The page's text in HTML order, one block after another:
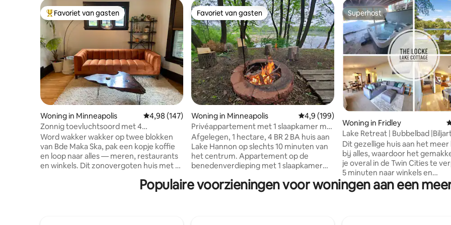
Topfavoriet van gasten
Favoriet van gasten
Woning in Minneapolis Gemiddelde beoordeling van 4,98 uit 5, 147 recensies
4,98 (147)
Zonnig toevluchtsoord met 4
slaapkamers in Uptown - Wandeling naar
het meer en de winkels
Word wakker wakker op twee blokken
van Bde Maka Ska, pak een kopje koffie
en loop naar alles — meren, restaurants
en winkels. Dit zonovergoten huis met 4
waar je groep naar op zoek was. Het
heeft twee woonruimtes, een volledig
Favoriet van gasten
Favoriet van gasten
Woning in Minneapolis Gemiddelde beoordeling van 4,9 uit 5, 199
4,9 (199)
Privéappartement met 1 slaapkamer met
1 slaapkamer en 4 slaapkamers aan een
meer
Afgelegen, 1 hectare, 4 BR 2 BA huis aan
Lake Hannon op slechts 10 minuten van
het centrum. Appartement op de
benedenverdieping met 1 slaapkamer
eigen woonkamer, keuken en badkamer.
Eigen ingang aan het meer met veilig zelf
Superhost
Superhost
Woning in Fridley
Lake Retreat | Bubbelbad
Rustig| Leuk
Dit gezellige huis aan het
bij alles, waardoor het
je overal in de Twin Cities te
5 minuten naar winkels en
supermarkten, 12 minuten
centrum van Minneapolis, 25
Populaire voorzieningen voor woningen aan een